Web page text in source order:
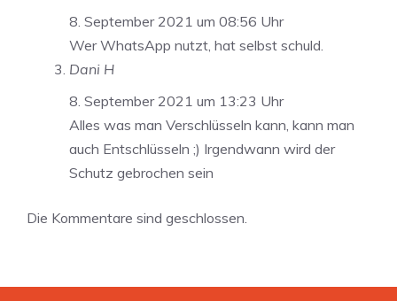
8. September 2021 um 08:56 Uhr
Wer WhatsApp nutzt, hat selbst schuld.
Dani H
8. September 2021 um 13:23 Uhr
Alles was man Verschlüsseln kann, kann man
auch Entschlüsseln ;) Irgendwann wird der
Schutz gebrochen sein
Die Kommentare sind geschlossen.